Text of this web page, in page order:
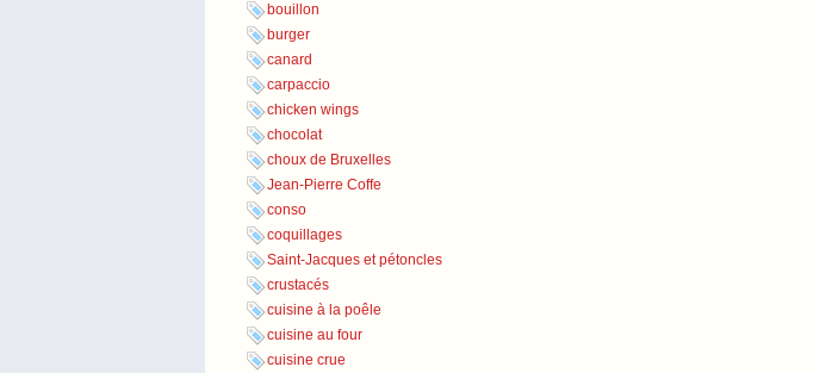
bouillon
burger
canard
carpaccio
chicken wings
chocolat
choux de Bruxelles
Jean-Pierre Coffe
conso
coquillages
Saint-Jacques et pétoncles
crustacés
cuisine à la poêle
cuisine au four
cuisine crue